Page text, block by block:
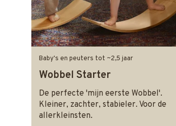
Baby's en peuters tot ~2,5 jaar
Wobbel Starter
De perfecte 'mijn eerste Wobbel'.
Kleiner, zachter, stabieler. Voor de
allerkleinsten.